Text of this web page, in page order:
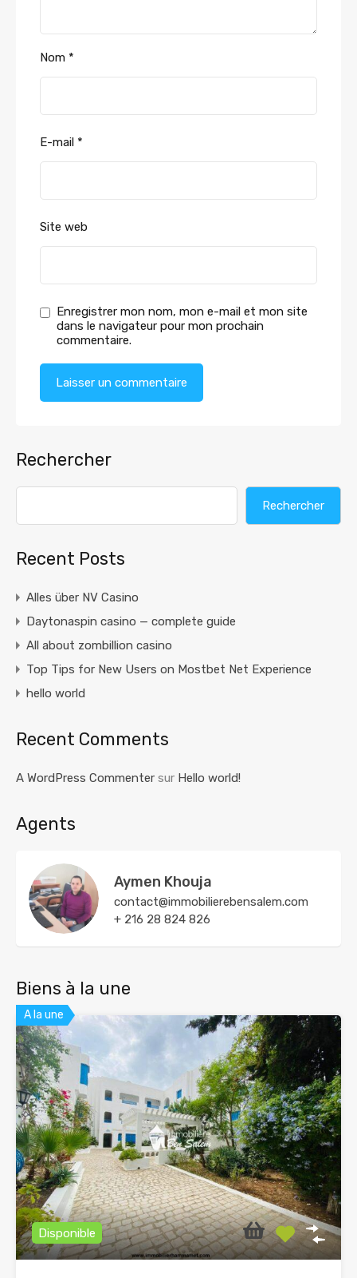
Nom *
E-mail *
Site web
Enregistrer mon nom, mon e-mail et mon site
dans le navigateur pour mon prochain
commentaire.
Rechercher
Rechercher
Recent Posts
Alles über NV Casino
Daytonaspin casino — complete guide
All about zombillion casino
Top Tips for New Users on Mostbet Net Experience
hello world
Recent Comments
A WordPress Commenter sur Hello world!
Agents
Aymen Khouja
contact@immobilierebensalem.com
+ 216 28 824 826
Biens à la une
A la une
Disponible